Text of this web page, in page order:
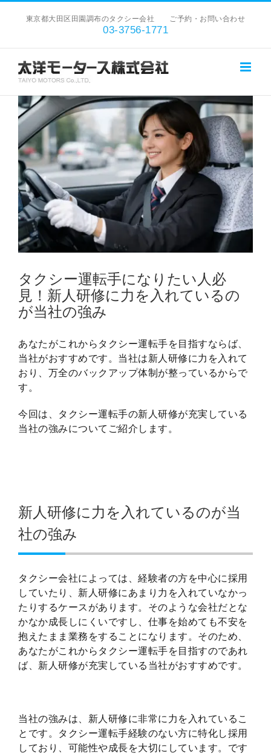
東京都大田区田園調布のタクシー会社 ご予約・お問い合わせ
03-3756-1771
View
Larger
Image
タクシー運転手になりたい人必
見！新人研修に力を入れているの
が当社の強み
あなたがこれからタクシー運転手を目指すならば、
当社がおすすめです。当社は新人研修に力を入れて
おり、万全のバックアップ体制が整っているからで
す。
今回は、タクシー運転手の新人研修が充実している
当社の強みについてご紹介します。
新人研修に力を入れているのが当
社の強み
タクシー会社によっては、経験者の方を中心に採用
していたり、新人研修にあまり力を入れていなかっ
たりするケースがあります。そのような会社だとな
かなか成長しにくいですし、仕事を始めても不安を
抱えたまま業務をすることになります。そのため、
あなたがこれからタクシー運転手を目指すのであれ
ば、新人研修が充実している当社がおすすめです。
当社の強みは、新人研修に非常に力を入れているこ
とです。タクシー運転手経験のない方に特化し採用
しており、可能性や成長を大切にしています。です